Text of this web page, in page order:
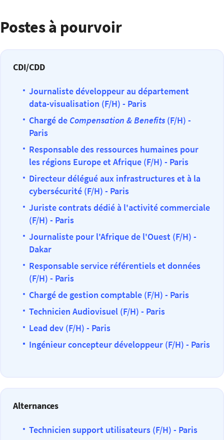
Postes à pourvoir
CDI/CDD
Journaliste développeur au département
data-visualisation (F/H) - Paris
Chargé de Compensation & Benefits (F/H) -
Paris
Responsable des ressources humaines pour
les régions Europe et Afrique (F/H) - Paris
Directeur délégué aux infrastructures et à la
cybersécurité (F/H) - Paris
Juriste contrats dédié à l'activité commerciale
(F/H) - Paris
Journaliste pour l'Afrique de l'Ouest (F/H) -
Dakar
Responsable service référentiels et données
(F/H) - Paris
Chargé de gestion comptable (F/H) - Paris
Technicien Audiovisuel (F/H) - Paris
Lead dev (F/H) - Paris
Ingénieur concepteur développeur (F/H) - Paris
Alternances
Technicien support utilisateurs (F/H) - Paris